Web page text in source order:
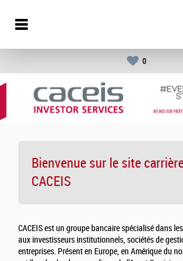
0
Bienvenue sur le site
CACEIS
CACEIS est un groupe bancaire spécialisé dans
aux investisseurs institutionnels, sociétés de
entreprises. Présent en Europe, en Amérique du